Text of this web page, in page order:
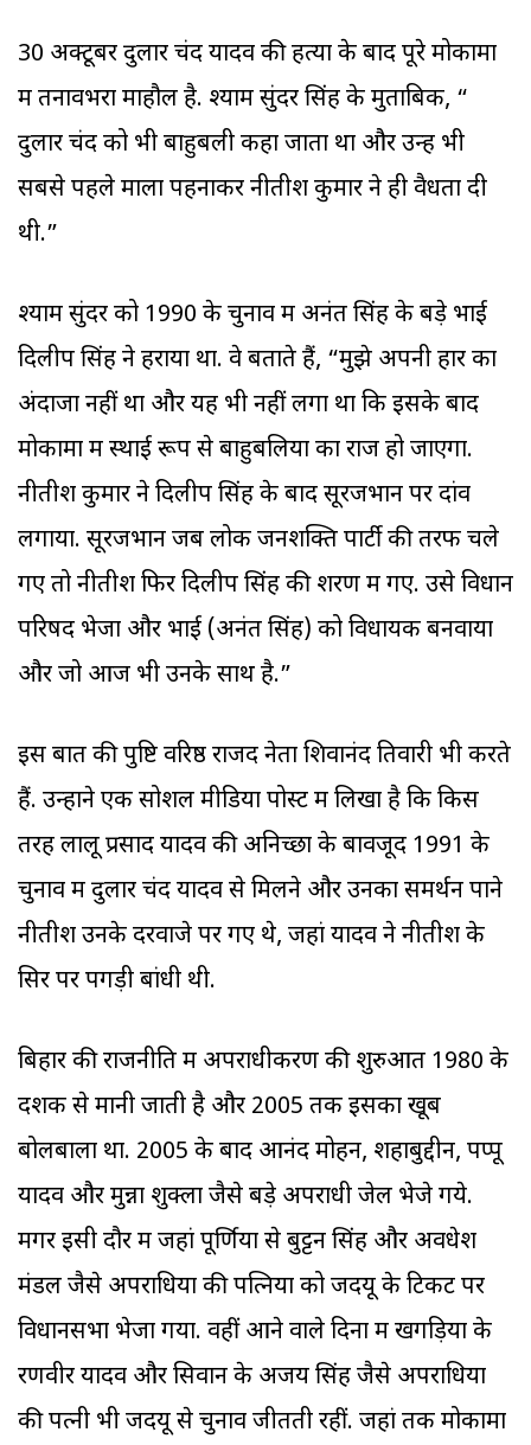
30 अक्टूबर दुलार चंद यादव की हत्या के बाद पूरे मोकामा
में तनावभरा माहौल है. श्याम सुंदर सिंह के मुताबिक, “
दुलार चंद को भी बाहुबली कहा जाता था और उन्हें भी
सबसे पहले माला पहनाकर नीतीश कुमार ने ही वैधता दी
थी.”
श्याम सुंदर को 1990 के चुनाव में अनंत सिंह के बड़े भाई
दिलीप सिंह ने हराया था. वे बताते हैं, “मुझे अपनी हार का
अंदाजा नहीं था और यह भी नहीं लगा था कि इसके बाद
मोकामा में स्थाई रूप से बाहुबलियों का राज हो जाएगा.
नीतीश कुमार ने दिलीप सिंह के बाद सूरजभान पर दांव
लगाया. सूरजभान जब लोक जनशक्ति पार्टी की तरफ चले
गए तो नीतीश फिर दिलीप सिंह की शरण में गए. उसे विधान
परिषद भेजा और भाई (अनंत सिंह) को विधायक बनवाया
और जो आज भी उनके साथ है.”
इस बात की पुष्टि वरिष्ठ राजद नेता शिवानंद तिवारी भी करते
हैं. उन्होंने एक सोशल मीडिया पोस्ट में लिखा है कि किस
तरह लालू प्रसाद यादव की अनिच्छा के बावजूद 1991 के
चुनाव में दुलार चंद यादव से मिलने और उनका समर्थन पाने
नीतीश उनके दरवाजे पर गए थे, जहां यादव ने नीतीश के
सिर पर पगड़ी बांधी थी.
बिहार की राजनीति में अपराधीकरण की शुरुआत 1980 के
दशक से मानी जाती है और 2005 तक इसका खूब
बोलबाला था. 2005 के बाद आनंद मोहन, शहाबुद्दीन, पप्पू
यादव और मुन्ना शुक्ला जैसे बड़े अपराधी जेल भेजे गये.
मगर इसी दौर में जहां पूर्णिया से बुट्टन सिंह और अवधेश
मंडल जैसे अपराधियों की पत्नियों को जदयू के टिकट पर
विधानसभा भेजा गया. वहीं आने वाले दिनों में खगड़िया के
रणवीर यादव और सिवान के अजय सिंह जैसे अपराधियों
की पत्नी भी जदयू से चुनाव जीतती रहीं. जहां तक मोकामा